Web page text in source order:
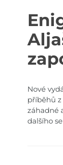
Nové
příběhů z
záhadné
dalšího